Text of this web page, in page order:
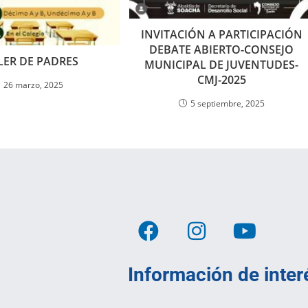
DE PADRES
26 marzo, 2025
INVITACIÓN A PARTICIPACIÓN
DEBATE ABIERTO-CONSEJO
MUNICIPAL DE JUVENTUDES-
CMJ-2025
5 septiembre, 2025
Información de